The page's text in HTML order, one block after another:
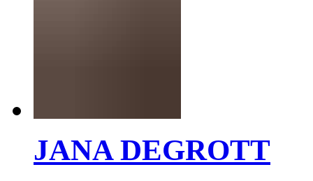
JANA DEGROTT